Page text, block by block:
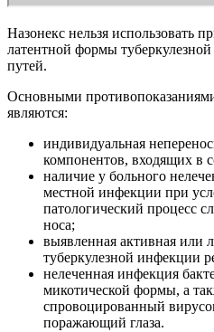
Назонекс нельзя использовать
латентной формы
путей.
Основными
являются:
индивидуальная
компонентов, входящих в
наличие у больного
местной инфекции при
патологический процесс
носа;
выявленная активная или
туберкулезной инфекции
нелеченная инфекция
микотической формы, а
спровоцированный
поражающий глаза.